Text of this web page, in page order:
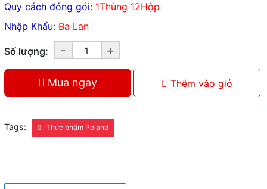
Quy cách đóng gói: 1Thùng 12Hộp
Nhập Khẩu: Ba Lan
Số lượng: - +
Mua ngay Thêm vào giỏ
Tags: Thực phẩm Poland